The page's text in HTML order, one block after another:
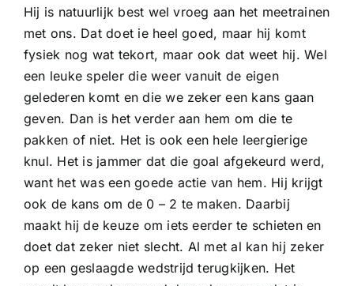
Hij is natuurlijk best wel vroeg aan het meetrainen
met ons. Dat doet ie heel goed, maar hij komt
fysiek nog wat tekort, maar ook dat weet hij. Wel
een leuke speler die weer vanuit de eigen
gelederen komt en die we zeker een kans gaan
geven. Dan is het verder aan hem om die te
pakken of niet. Het is ook een hele leergierige
knul. Het is jammer dat die goal afgekeurd werd,
want het was een goede actie van hem. Hij krijgt
ook de kans om de 0 – 2 te maken. Daarbij
maakt hij de keuze om iets eerder te schieten en
doet dat zeker niet slecht. Al met al kan hij zeker
op een geslaagde wedstrijd terugkijken. Het